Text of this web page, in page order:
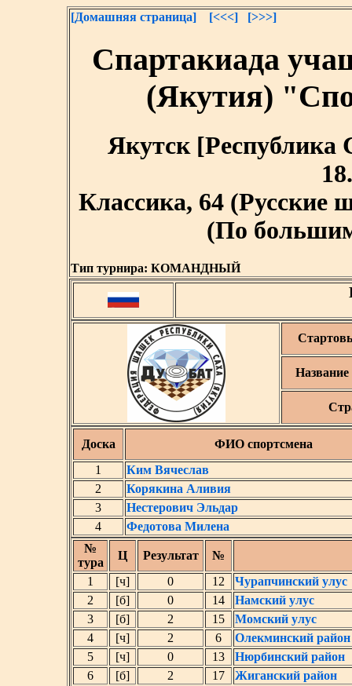
[Домашняя страница] [<<<] [>>>]
Спартакиада
(Якутия)
Якутск [Республика
Классика, 64 (Русские
(По
Тип турнира: КОМАНДНЫЙ
Доска
ФИО спортсмена
1
Ким Вячеслав
2
Корякина Аливия
3
Нестерович Эльдар
4
Федотова Милена
№
тура
Ц Результат
№
1
[ч] 0 12
Чурапчинский улус
2
[б] 0 14
Намский улус
3
[б] 2 15
Момский улус
4
[ч] 2 6
Олекминский район
5
[ч] 0 13
Нюрбинский район
6
[б] 2 17
Жиганский район